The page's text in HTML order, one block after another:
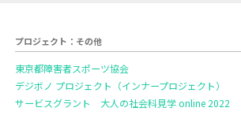
プロジェクト：その他
東京都障害者スポーツ協会
デジボノ プロジェクト（インナープロジェクト）
サービスグラント 大人の社会科見学 online 2022